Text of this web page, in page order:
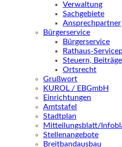
Verwaltung
Sachgebiete
Ansprechpartner
Bürgerservice
Bürgerservice
Rathaus-
Steuern,
Ortsrecht
Grußwort
KUROL / EBGmbH
Einrichtungen
Amtstafel
Stadtplan
Mitteilungsblatt/
Stellenangebote
Breitbandausbau